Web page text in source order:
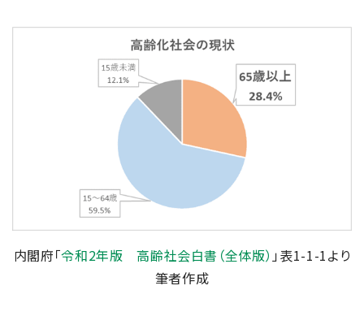
内閣府「令和2年版 高齢社会白書（全体版） 」表1-1-1より
筆者作成